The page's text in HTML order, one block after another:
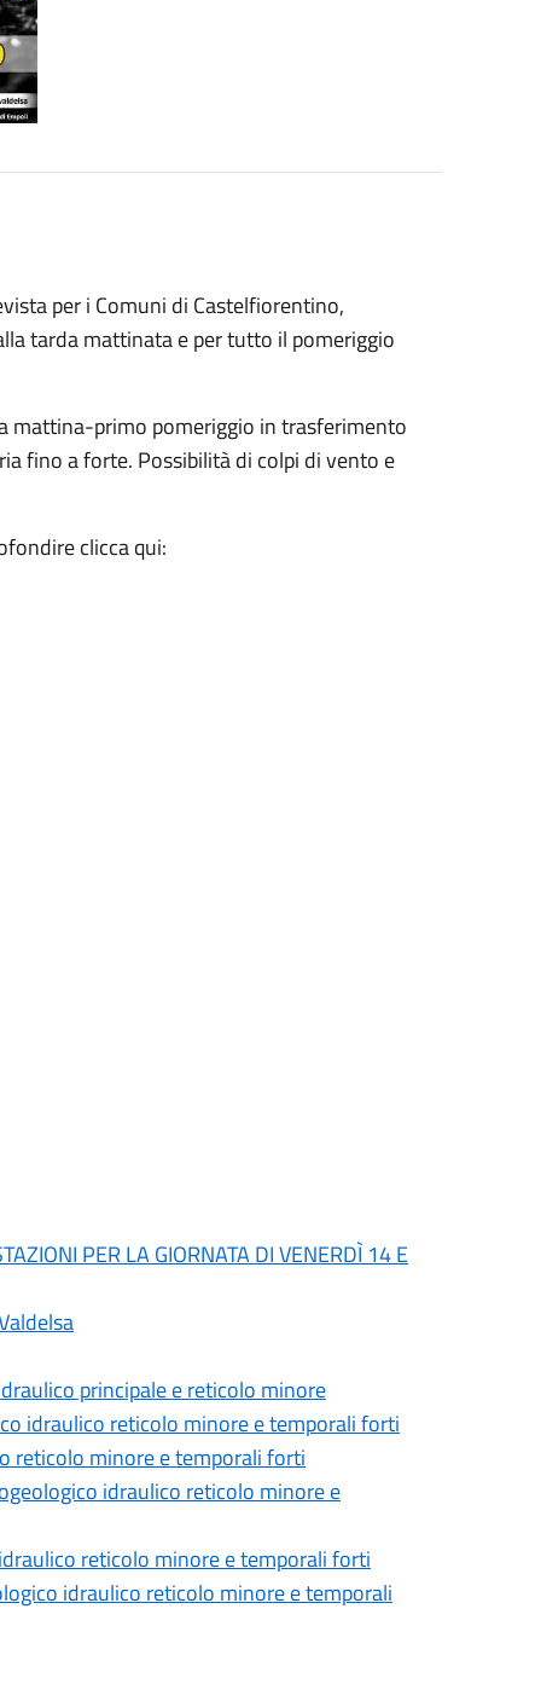
per i Comuni di Castelfiorentino,
tarda mattinata e per tutto il pomeriggio
mattina-primo pomeriggio in trasferimento
fino a forte. Possibilità di colpi di vento e
clicca qui:
PER LA GIORNATA DI VENERDÌ 14 E
principale e reticolo minore
idraulico reticolo minore e temporali forti
reticolo minore e temporali forti
idraulico reticolo minore e
reticolo minore e temporali forti
idraulico reticolo minore e temporali